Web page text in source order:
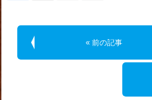
« 前の記事